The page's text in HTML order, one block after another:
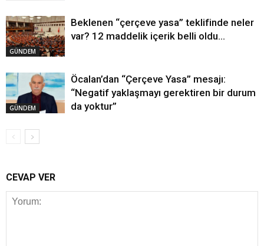
GÜNDEM
Beklenen “çerçeve yasa” teklifinde neler
var? 12 maddelik içerik belli oldu…
GÜNDEM
Öcalan’dan “Çerçeve Yasa” mesajı:
“Negatif yaklaşmayı gerektiren bir durum
da yoktur”
CEVAP VER